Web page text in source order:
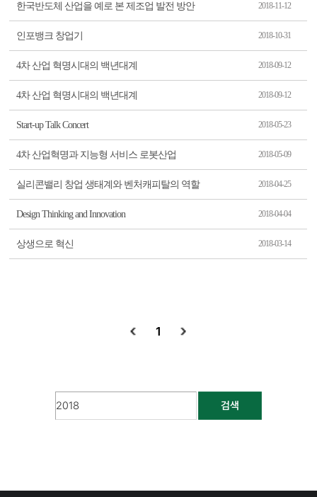
한국반도체 산업을 예로 본 제조업 발전 방안 2018-11-12
인포뱅크 창업기 2018-10-31
4차 산업 혁명시대의 백년대계 2018-09-12
4차 산업 혁명시대의 백년대계 2018-09-12
Start-up Talk Concert 2018-05-23
4차 산업혁명과 지능형 서비스 로봇산업 2018-05-09
실리콘밸리 창업 생태계와 벤처캐피탈의 역할 2018-04-25
Design Thinking and Innovation 2018-04-04
상생으로 혁신 2018-03-14
1
검색